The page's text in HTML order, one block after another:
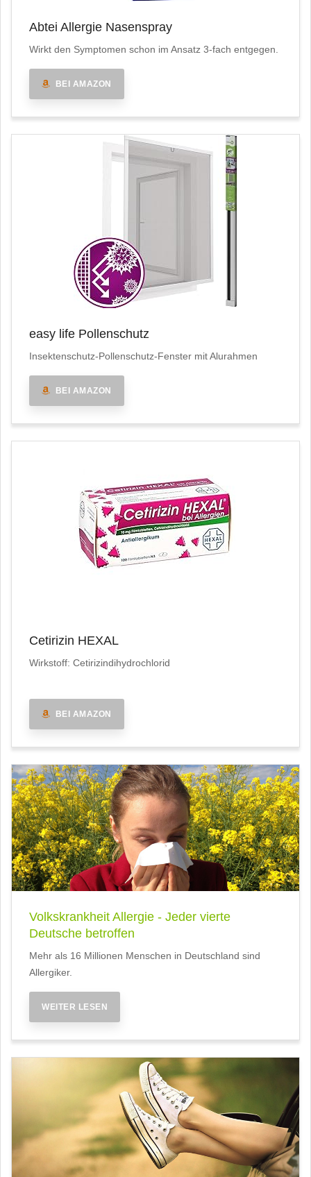
Abtei Allergie Nasenspray
Wirkt den Symptomen schon im Ansatz 3-fach entgegen.
BEI AMAZON
easy life Pollenschutz
Insektenschutz-Pollenschutz-Fenster mit Alurahmen
BEI AMAZON
Cetirizin HEXAL
Wirkstoff: Cetirizindihydrochlorid
BEI AMAZON
Volkskrankheit Allergie - Jeder vierte
Deutsche betroffen
Mehr als 16 Millionen Menschen in Deutschland sind
Allergiker.
WEITER LESEN